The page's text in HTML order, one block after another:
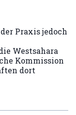
Praxis jedoch
Westsahara
Kommission
dort